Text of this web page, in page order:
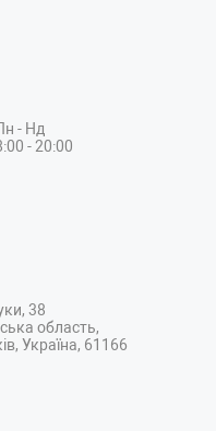
- Нд
- 20:00
38
область,
Україна, 61166